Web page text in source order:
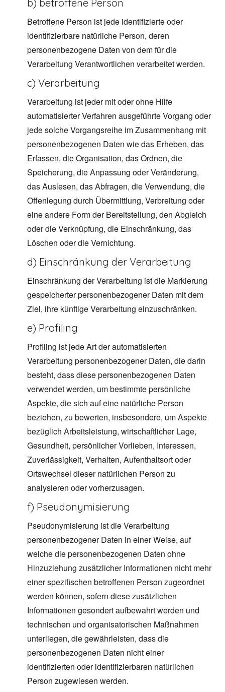
b) betroffene Person
Betroffene Person ist jede identifizierte oder
identifizierbare natürliche Person, deren
personenbezogene Daten von dem für die
Verarbeitung Verantwortlichen verarbeitet werden.
c) Verarbeitung
Verarbeitung ist jeder mit oder ohne Hilfe
automatisierter Verfahren ausgeführte Vorgang oder
jede solche Vorgangsreihe im Zusammenhang mit
personenbezogenen Daten wie das Erheben, das
Erfassen, die Organisation, das Ordnen, die
Speicherung, die Anpassung oder Veränderung,
das Auslesen, das Abfragen, die Verwendung, die
Offenlegung durch Übermittlung, Verbreitung oder
eine andere Form der Bereitstellung, den Abgleich
oder die Verknüpfung, die Einschränkung, das
Löschen oder die Vernichtung.
d) Einschränkung der Verarbeitung
Einschränkung der Verarbeitung ist die Markierung
gespeicherter personenbezogener Daten mit dem
Ziel, ihre künftige Verarbeitung einzuschränken.
e) Profiling
Profiling ist jede Art der automatisierten
Verarbeitung personenbezogener Daten, die darin
besteht, dass diese personenbezogenen Daten
verwendet werden, um bestimmte persönliche
Aspekte, die sich auf eine natürliche Person
beziehen, zu bewerten, insbesondere, um Aspekte
bezüglich Arbeitsleistung, wirtschaftlicher Lage,
Gesundheit, persönlicher Vorlieben, Interessen,
Zuverlässigkeit, Verhalten, Aufenthaltsort oder
Ortswechsel dieser natürlichen Person zu
analysieren oder vorherzusagen.
f) Pseudonymisierung
Pseudonymisierung ist die Verarbeitung
personenbezogener Daten in einer Weise, auf
welche die personenbezogenen Daten ohne
Hinzuziehung zusätzlicher Informationen nicht mehr
einer spezifischen betroffenen Person zugeordnet
werden können, sofern diese zusätzlichen
Informationen gesondert aufbewahrt werden und
technischen und organisatorischen Maßnahmen
unterliegen, die gewährleisten, dass die
personenbezogenen Daten nicht einer
identifizierten oder identifizierbaren natürlichen
Person zugewiesen werden.